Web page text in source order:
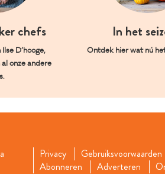
chefs
D’hooge,
onze andere
In het
Ontdek hier wat nú
Privacy Gebruiksvoorwaarden
Abonneren
Adverteren